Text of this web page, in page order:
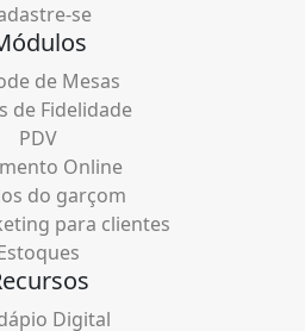
se
de Mesas
de Fidelidade
PDV
Online
do garçom
para clientes
Digital